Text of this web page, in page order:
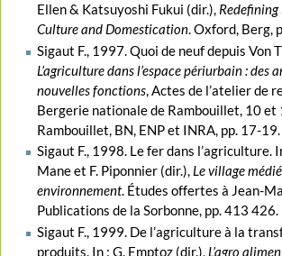
Ellen & Katsuyoshi Fukui (dir.), Redefining
Culture and Domestication. Oxford, Berg,
Sigaut F., 1997. Quoi de neuf depuis Von
L’agriculture dans l’espace périurbain : des
nouvelles fonctions, Actes de l’atelier de
Bergerie nationale de Rambouillet, 10 et
Rambouillet, BN, ENP et INRA, pp. 17-19.
Sigaut F., 1998. Le fer dans l’agriculture.
Mane et F. Piponnier (dir.), Le village
environnement. Études offertes à Jean-
Publications de la Sorbonne, pp. 413 426.
Sigaut F., 1999. De l’agriculture à la
produits. In : G. Emptoz (dir.), L’agro